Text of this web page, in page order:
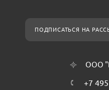
ПОДПИСАТЬСЯ НА
ООО
+7